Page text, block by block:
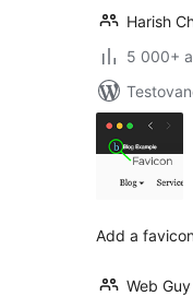
Harish
5 000+
Add a
Web Guy